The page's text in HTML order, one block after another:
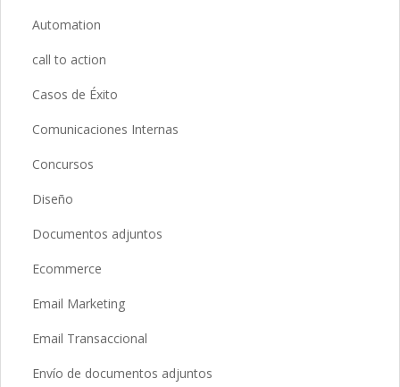
Automation
call to action
Casos de Éxito
Comunicaciones Internas
Concursos
Diseño
Documentos adjuntos
Ecommerce
Email Marketing
Email Transaccional
Envío de documentos adjuntos